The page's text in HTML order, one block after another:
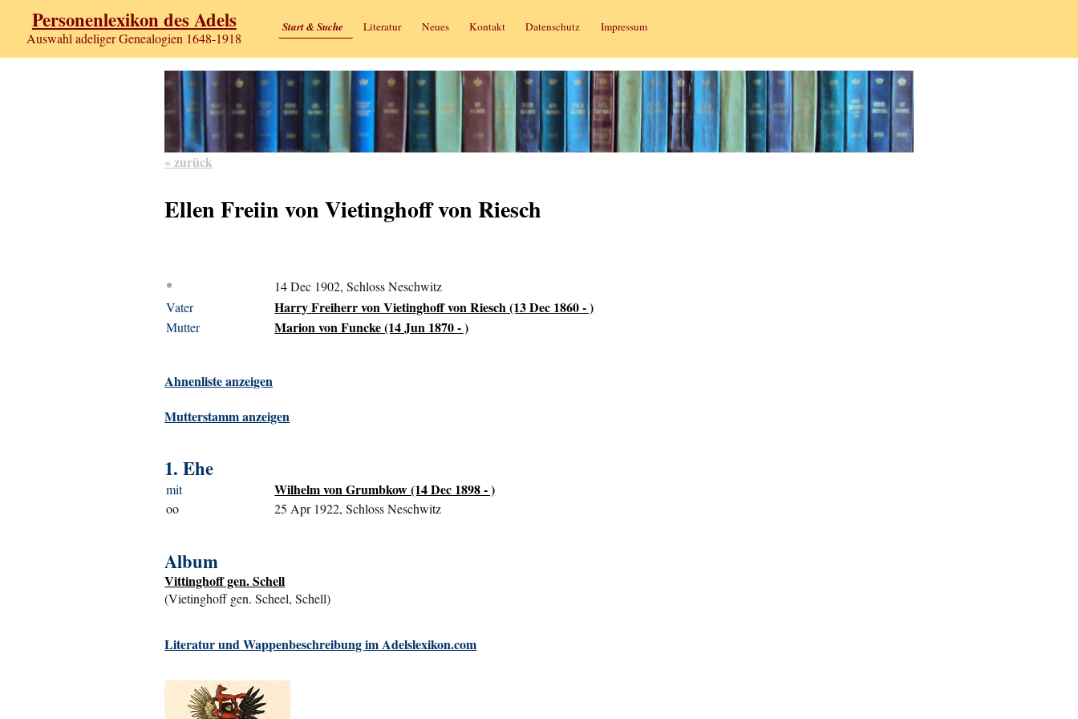
Personenlexikon des Adels
Auswahl adeliger Genealogien 1648-1918
Start & Suche Literatur Neues Kontakt Datenschutz Impressum
« zurück
Ellen Freiin von Vietinghoff von Riesch
*
14 Dec 1902, Schloss Neschwitz
Vater
Harry Freiherr von Vietinghoff von Riesch (13 Dec 1860 - )
Mutter Marion von Funcke (14 Jun 1870 - )
Ahnenliste anzeigen
Mutterstamm anzeigen
1. Ehe
mit Wilhelm von Grumbkow (14 Dec 1898 - )
oo 25 Apr 1922, Schloss Neschwitz
Album
Vittinghoff gen. Schell
(Vietinghoff gen. Scheel, Schell)
Literatur und Wappenbeschreibung im Adelslexikon.com